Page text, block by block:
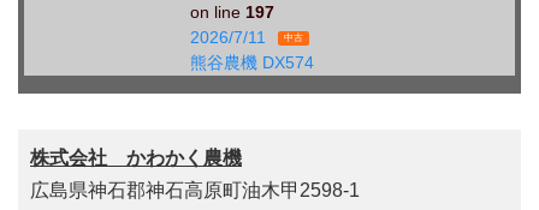
on line 197
2026/7/11
中古
熊谷農機 DX574
株式会社 かわかく農機
広島県神石郡神石高原町油木甲2598-1